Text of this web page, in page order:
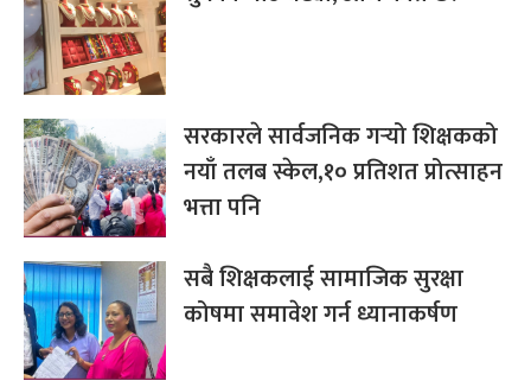
सरकारले सार्वजनिक गर्‍यो शिक्षकको
नयाँ तलब स्केल,१० प्रतिशत प्रोत्साहन
भत्ता पनि
सबै शिक्षकलाई सामाजिक सुरक्षा
कोषमा समावेश गर्न ध्यानाकर्षण